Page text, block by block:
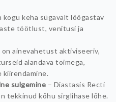
kogu keha sügavalt lõõgastav
töötlust, venitusi ja
on ainevahetust aktiviseeriv,
alandava toimega,
sulgemine – Diastasis Recti
tekkinud kõhu sirglihase lõhe.